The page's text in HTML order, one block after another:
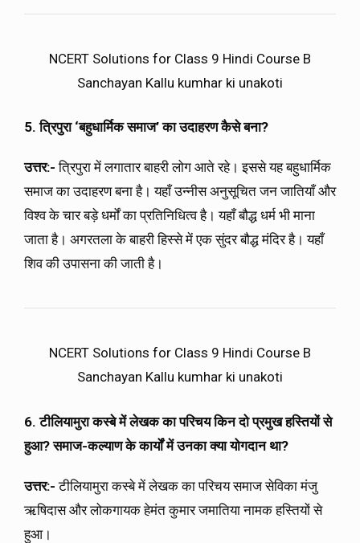
NCERT Solutions for Class 9 Hindi Course B
Sanchayan Kallu kumhar ki unakoti
5. त्रिपुरा ‘बहुधार्मिक समाज’ का उदाहरण कैसे बना?
उत्तर:-त्रिपुरा में लगातार बाहरी लोग आते रहे। इससे यह बहुधार्मिक
समाज का उदाहरण बना है। यहाँ उन्नीस अनुसूचित जन जातियाँ और
विश्व के चार बड़े धर्मों का प्रतिनिधित्व है। यहाँ बौद्ध धर्म भी माना
जाता है। अगरतला के बाहरी हिस्से में एक सुंदर बौद्ध मंदिर है। यहाँ
शिव की उपासना की जाती है।
NCERT Solutions for Class 9 Hindi Course B
Sanchayan Kallu kumhar ki unakoti
6. टीलियामुरा कस्बे में लेखक का परिचय किन दो प्रमुख हस्तियों से
हुआ? समाज-कल्याण के कार्यों में उनका क्या योगदान था?
उत्तर:-टीलियामुरा कस्बे में लेखक का परिचय समाज सेविका मंजु
ऋषिदास और लोकगायक हेमंत कुमार जमातिया नामक हस्तियों से
हुआ।